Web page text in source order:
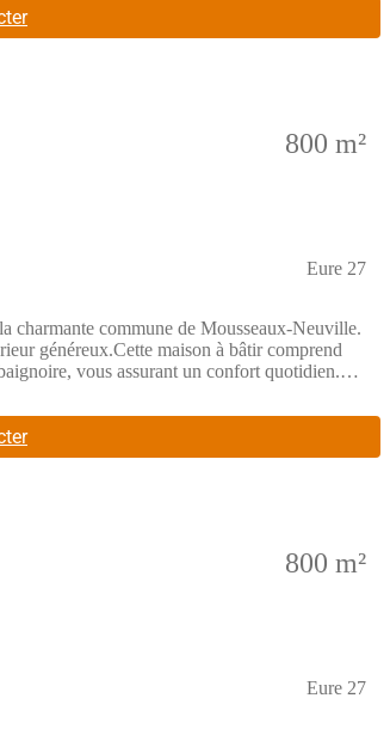
primaires à proximité.Des commerces sont
Maisons Extraco.Pour obtenir plus
800 m²
Eure 27
commune de Mousseaux-Neuville.
généreux.Cette maison à bâtir comprend
vous assurant un confort quotidien.Sur
desservi par plusieurs axes nationaux et
premier degré sont présents à proximité. Les
356 euros. Contactez un partenaire de Les
800 m²
Eure 27